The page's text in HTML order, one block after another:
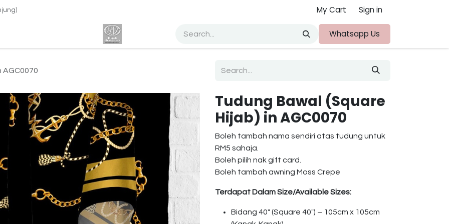
My Cart Sign in
Percuma Website Blog About Us Whatsapp Us
AGC0070
Tudung Bawal (Square
Hijab) in AGC0070
Boleh tambah nama sendiri atas tudung untuk
RM5 sahaja.
Boleh pilih nak gift card.
Boleh tambah awning Moss Crepe
Terdapat Dalam Size/Available Sizes:
Bidang 40″ (Square 40″) – 105cm x 105cm